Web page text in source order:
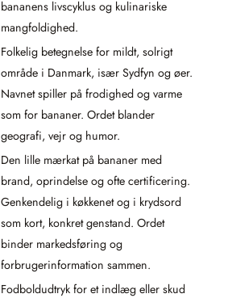
bananens livscyklus og kulinariske
mangfoldighed.
Folkelig betegnelse for mildt, solrigt
område i Danmark, især Sydfyn og øer.
Navnet spiller på frodighed og varme
som for bananer. Ordet blander
geografi, vejr og humor.
Den lille mærkat på bananer med
brand, oprindelse og ofte certificering.
Genkendelig i køkkenet og i krydsord
som kort, konkret genstand. Ordet
binder markedsføring og
forbrugerinformation sammen.
Fodboldudtryk for et indlæg eller skud